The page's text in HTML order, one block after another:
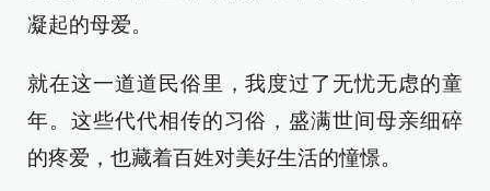
凝起的母爱。
就在这一道道民俗里，我度过了无忧无虑的童
年。这些代代相传的习俗，盛满世间母亲细碎
的疼爱，也藏着百姓对美好生活的憧憬。